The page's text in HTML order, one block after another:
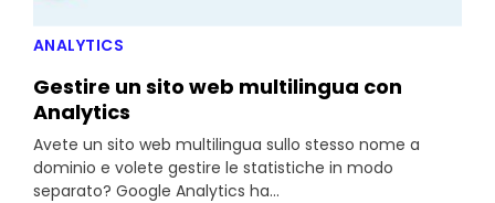
ANALYTICS
Gestire un sito web multilingua con
Analytics
Avete un sito web multilingua sullo stesso nome a
dominio e volete gestire le statistiche in modo
separato? Google Analytics ha...